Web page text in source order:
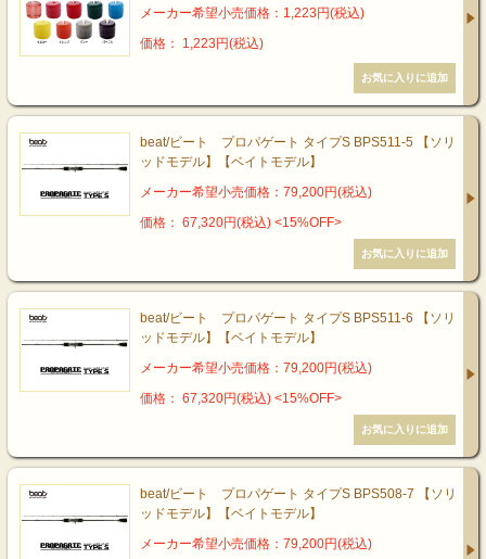
メーカー希望小売価格：1,223円(税込)
価格： 1,223円(税込)
beat/ビート プロパゲート タイプS BPS511-5 【ソリ
ッドモデル】【ベイトモデル】
メーカー希望小売価格：79,200円(税込)
価格： 67,320円(税込) <15%OFF>
beat/ビート プロパゲート タイプS BPS511-6 【ソリ
ッドモデル】【ベイトモデル】
メーカー希望小売価格：79,200円(税込)
価格： 67,320円(税込) <15%OFF>
beat/ビート プロパゲート タイプS BPS508-7 【ソリ
ッドモデル】【ベイトモデル】
メーカー希望小売価格：79,200円(税込)